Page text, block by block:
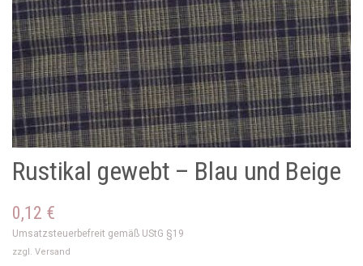
Rustikal gewebt – Blau und Beige
0,12 €
Umsatzsteuerbefreit gemäß UStG §19
zzgl. Versand